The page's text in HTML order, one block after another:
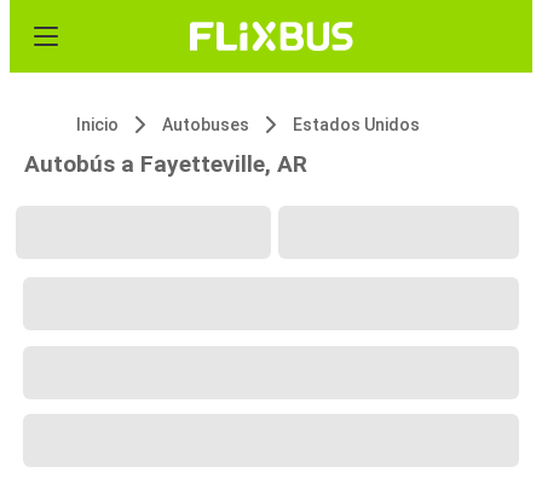
Inicio Autobuses Estados Unidos
Autobús a Fayetteville, AR